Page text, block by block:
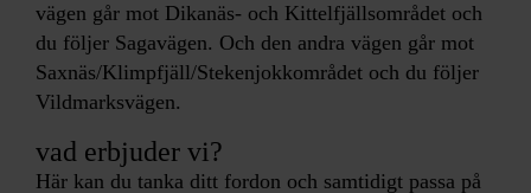
vägen går mot Dikanäs- och Kittelfjällsområdet och
du följer Sagavägen. Och den andra vägen går mot
Saxnäs/Klimpfjäll/Stekenjokkområdet och du följer
Vildmarksvägen.
vad erbjuder vi?
Här kan du tanka ditt fordon och samtidigt passa på